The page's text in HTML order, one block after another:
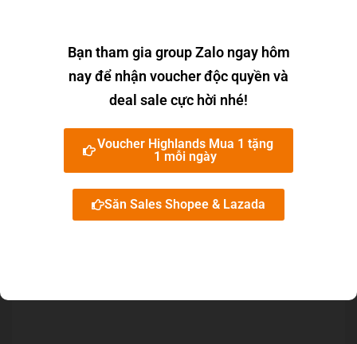
Bài viết được tham khảo và tổng hợp từ nhiều
nguồn website trên Internet! Vui lòng phản hồi cho
chúng tôi, nếu Bạn thấy các thông tin trên chưa
chính xác.
Email: camnangtop10@gmail.com
Bạn tham gia group Zalo ngay hôm
nay để nhận voucher độc quyền và
deal sale cực hời nhé!
Voucher Highlands Mua 1 tặng
1 mỗi ngày
Săn Sales Shopee & Lazada